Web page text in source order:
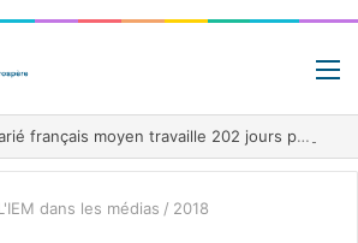
Pourquoi un salarié français moyen travaille 202 jours par an pour financer impôts et cotisations, un record dans toute l’Union européenne
dans les médias / 2018